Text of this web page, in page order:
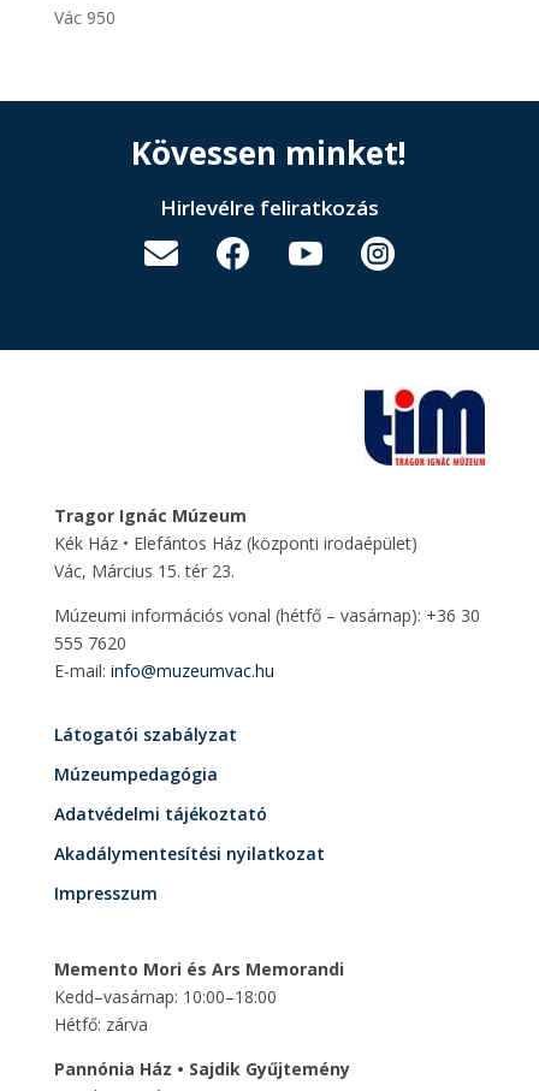
Vác 950
Kövessen minket!
Hirlevélre feliratkozás
   
Tragor Ignác Múzeum
Kék Ház • Elefántos Ház (központi irodaépület)
Vác, Március 15. tér 23.
Múzeumi információs vonal (hétfő – vasárnap): +36 30
555 7620
E-mail: info@muzeumvac.hu
Látogatói szabályzat
Múzeumpedagógia
Adatvédelmi tájékoztató
Akadálymentesítési nyilatkozat
Impresszum
Memento Mori és Ars Memorandi
Kedd–vasárnap: 10:00–18:00
Hétfő: zárva
Pannónia Ház • Sajdik Gyűjtemény